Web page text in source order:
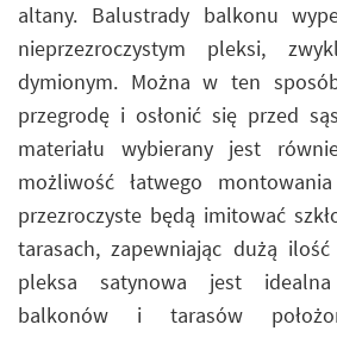
altany. Balustrady balkonu
nieprzezroczystym pleksi,
dymionym. Można w ten
przegrodę i osłonić się przed
materiału wybierany jest
możliwość łatwego
przezroczyste będą imitować
tarasach, zapewniając dużą
pleksa satynowa jest
balkonów i tarasów